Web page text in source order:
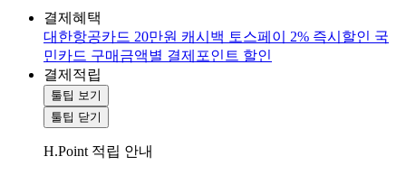
결제혜택
대한항공카드 20만원 캐시백 토스페이 2% 즉시할인 국
민카드 구매금액별 결제포인트 할인
결제적립
툴팁 보기
툴팁 닫기
H.Point 적립 안내